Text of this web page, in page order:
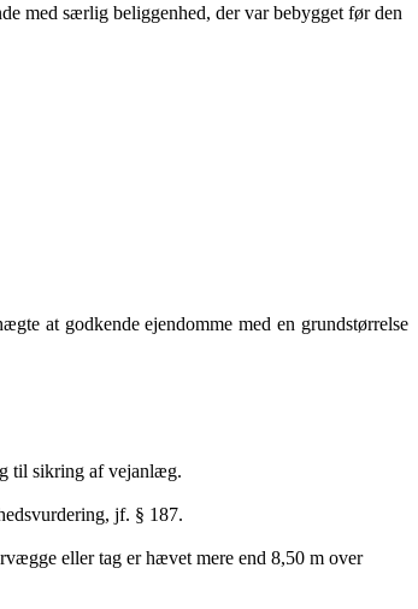
med særlig beliggenhed, der var bebygget før den
at godkende ejendomme med en grundstørrelse
til sikring af vejanlæg.
jf. § 187.
eller tag er hævet mere end 8,50 m over